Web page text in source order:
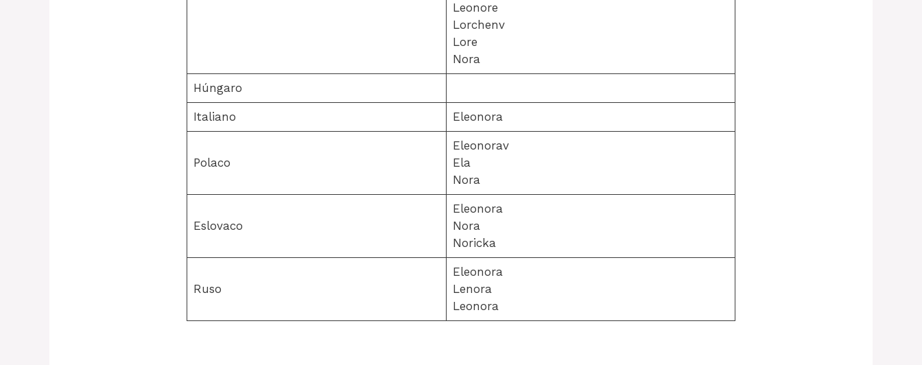
Leonore
Lorchenv
Lore
Nora
Húngaro
Italiano Eleonora
Polaco
Eleonorav
Ela
Nora
Eslovaco
Eleonora
Nora
Noricka
Ruso
Eleonora
Lenora
Leonora